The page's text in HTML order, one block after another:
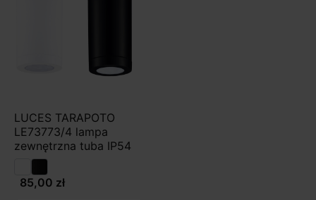
LUCES TARAPOTO
LE73773/4 lampa
zewnętrzna tuba IP54
85,00 zł